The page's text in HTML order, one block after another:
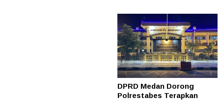
DPRD Medan Dorong
Polrestabes Terapkan